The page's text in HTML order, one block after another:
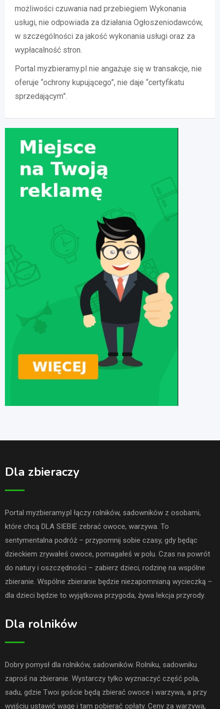
możliwości czuwania nad przebiegiem Wykonania
usługi, nie odpowiada za działania Ogłoszeniodawców,
w szczególności za jakość wykonania usługi oraz za
wypłacalność stron.
Portal myzbieramy.pl nie angażuje się w transakcje, nie
oferuje “ochrony kupującego”, nie daje “certyfikatu
sprzedającym”.
Dla zbieraczy
Portal myzbieramy.pl łączy rolników, sadowników z osobami,
które chcą DLA SIEBIE zebrać owoce, warzywa. To
sentymentalna podróż – przypomnij sobie czasy, gdy będąc
dzieckiem zrywałeś owoce, pomagałeś w polu. Czas na powrót
do natury i oszczędności – zabierz dzieci, rodzinę na wspólne
zbieranie. Wspólne zbieranie będzie niezapomnianą wycieczką –
dla dzieci będzie to wyjątkowa przygoda, żywa lekcja przyrody.
Dla rolników
Dobry pomysł dla rolników, sadowników. Rolniku, sadowniku
zaproś na zbieranie. Wystarczy tylko wyznaczyć część pola,
sadu, gdzie Twoi goście będą zbierać owoce i warzywa, a przy
wyjściu ustawić wagę i tam pobierać opłaty. Ceny za warzywa,